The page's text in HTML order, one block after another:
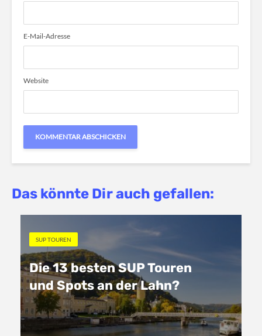
E-Mail-Adresse
Website
Das könnte Dir auch gefallen:
SUP TOUREN
Die 13 besten SUP Touren
und Spots an der Lahn?